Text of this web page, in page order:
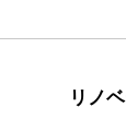
リノ